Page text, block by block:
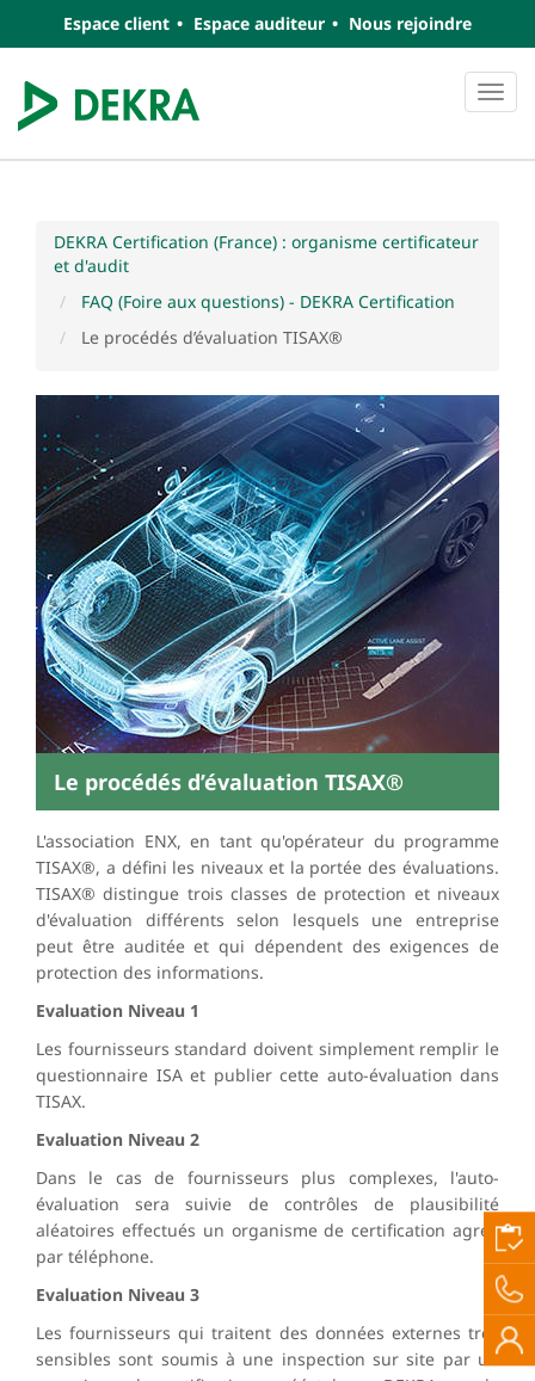
Espace client Espace auditeur Nous rejoindre
DEKRA Certification (France) : organisme certificateur
et d'audit
FAQ (Foire aux questions) - DEKRA Certification
Le procédés d’évaluation TISAX®
Le procédés d’évaluation TISAX®
L'association ENX, en tant qu'opérateur du programme
TISAX®, a défini les niveaux et la portée des évaluations.
TISAX® distingue trois classes de protection et niveaux
d'évaluation différents selon lesquels une entreprise
peut être auditée et qui dépendent des exigences de
protection des informations.
Evaluation Niveau 1
Les fournisseurs standard doivent simplement remplir le
questionnaire ISA et publier cette auto-évaluation dans
TISAX.
Evaluation Niveau 2
Dans le cas de fournisseurs plus complexes, l'auto-
évaluation sera suivie de contrôles de plausibilité
aléatoires effectués un organisme de certification agréé
par téléphone.
Evaluation Niveau 3
Les fournisseurs qui traitent des données externes très
sensibles sont soumis à une inspection sur site par un